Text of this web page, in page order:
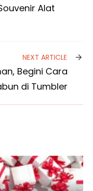
Alat
NEXT ARTICLE
Begini Cara
di Tumbler